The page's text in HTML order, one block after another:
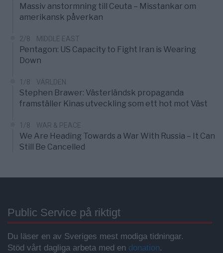
Massiv anstormning till Ceuta – Misstankar om
amerikansk påverkan
2/8 MIDDLE EAST
Pentagon: US Capacity to Fight Iran is Wearing
Down
1/8 VÄRLDEN
Stephen Brawer: Västerländsk propaganda
framställer Kinas utveckling som ett hot mot Väst
1/8 WAR & PEACE
We Are Heading Towards a War With Russia – It Can
Still Be Cancelled
Public Service på riktigt
Du läser en av Sveriges mest modiga tidningar.
Stöd vårt dagliga arbeta med en donation.